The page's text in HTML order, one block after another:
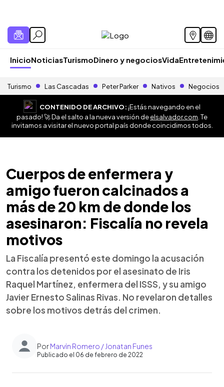
InicioNoticiasTurismoDinero y negociosVida
Turismo Las Cascadas Peter Parker Nativos Negocios
CONTENIDO DE ARCHIVO:¡Estás navegando en el
pasado! 🚀 Da el salto a la nueva versión deelsalvador.com . Te
invitamos a visitar el nuevo portal país donde coincidimos todos.
Cuerpos de enfermera y
amigo fueron calcinados a
más de 20 km de donde los
asesinaron: Fiscalía no revela
motivos
La Fiscalía presentó este domingo la acusación
contra los detenidos por el asesinato de Iris
Raquel Martínez, enfermera del ISSS, y su amigo
Javier Ernesto Salinas Rivas. No revelaron detalles
sobre los motivos detrás del crimen.
PorMarvin Romero / Jonatan Funes
Publicado el 06 de febrero de 2022